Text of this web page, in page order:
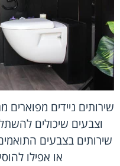
שירותים ניידים מפוארים
וצבעים שיכולים
שירותים בצבעים
או אפילו